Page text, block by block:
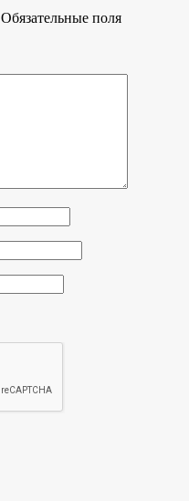
Обязательные поля